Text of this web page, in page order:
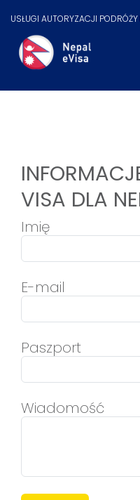
USŁUGI AUTORYZACJI PODRÓŻY
VISA DLA
Imię
E-mail
Paszport
Wiadomość